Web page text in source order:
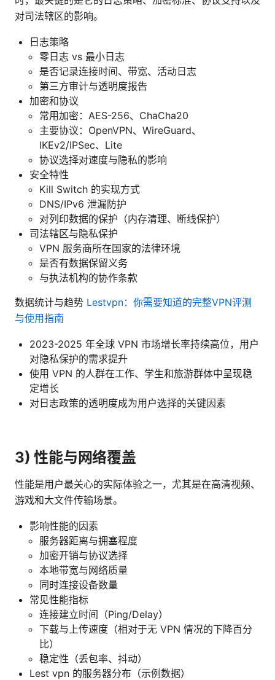
对司法辖区的影响。
日志策略
零日志 vs 最小日志
是否记录连接时间、带宽、活动日志
第三方审计与透明度报告
加密和协议
常用加密：AES-256、ChaCha20
主要协议：OpenVPN、WireGuard、
IKEv2/IPSec、Lite
协议选择对速度与隐私的影响
安全特性
Kill Switch 的实现方式
DNS/IPv6 泄漏防护
对列印数据的保护（内存清理、断线保护）
司法辖区与隐私保护
VPN 服务商所在国家的法律环境
是否有数据保留义务
与执法机构的协作条款
数据统计与趋势 Lestvpn：你需要知道的完整VPN评测
与使用指南
2023-2025 年全球 VPN 市场增长率持续高位，用户
对隐私保护的需求提升
使用 VPN 的人群在工作、学生和旅游群体中呈现稳
定增长
对日志政策的透明度成为用户选择的关键因素
3) 性能与网络覆盖
性能是用户最关心的实际体验之一，尤其是在高清视频、
游戏和大文件传输场景。
影响性能的因素
服务器距离与拥塞程度
加密开销与协议选择
本地带宽与网络质量
同时连接设备数量
常见性能指标
连接建立时间（Ping/Delay）
下载与上传速度（相对于无 VPN 情况的下降百分
比）
稳定性（丢包率、抖动）
Lest vpn 的服务器分布（示例数据）